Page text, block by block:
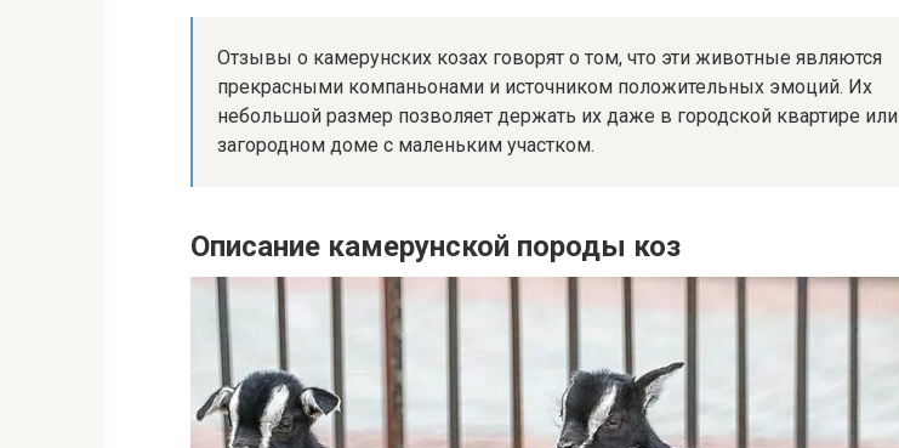
Отзывы о камерунских козах говорят о том, что эти животные являются
прекрасными компаньонами и источником положительных эмоций. Их
небольшой размер позволяет держать их даже в городской квартире или
загородном доме с маленьким участком.
Описание камерунской породы коз